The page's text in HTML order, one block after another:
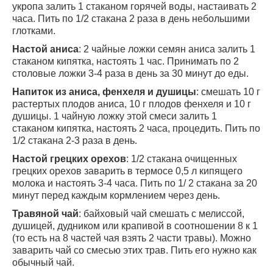
укропа залить 1 стаканом горячей воды, настаивать 2
часа. Пить по 1/2 стакана 2 раза в день небольшими
глотками.
Настой аниса: 2 чайные ложки семян аниса залить 1
стаканом кипятка, настоять 1 час. Принимать по 2
столовые ложки 3-4 раза в день за 30 минут до еды.
Напиток из аниса, фенхеля и душицы: смешать 10 г
растертых плодов аниса, 10 г плодов фенхеля и 10 г
душицы. 1 чайную ложку этой смеси залить 1
стаканом кипятка, настоять 2 часа, процедить. Пить по
1/2 стакана 2-3 раза в день.
Настой грецких орехов: 1/2 стакана очищенных
грецких орехов заварить в термосе 0,5 л кипящего
молока и настоять 3-4 часа. Пить по 1/ 2 стакана за 20
минут перед каждым кормлением через день.
Травяной чай: байховый чай смешать с мелиссой,
душицей, дудником или крапивой в соотношении 8 к 1
(то есть на 8 частей чая взять 2 части травы). Можно
заварить чай со смесью этих трав. Пить его нужно как
обычный чай.